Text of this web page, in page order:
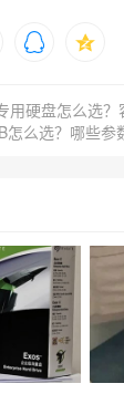
用硬盘怎么选？
么选？哪些参